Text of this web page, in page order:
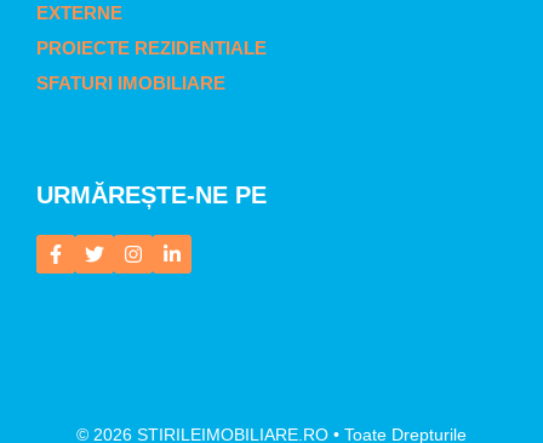
EXTERNE
PROIECTE REZIDENTIALE
SFATURI IMOBILIARE
URMĂREȘTE-NE PE
© 2026 STIRILEIMOBILIARE.RO • Toate Drepturile